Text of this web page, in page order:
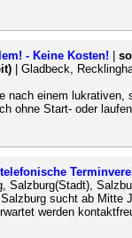
- Keine Kosten!
| Gladbeck,
nach einem lukrativen,
ohne Start- oder
Salzburg(Stadt),
sucht ab
werden